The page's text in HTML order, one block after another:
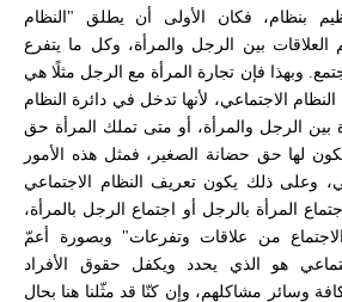
بنظام، فكان الأولى أن يطلق "النظام
العلاقات بين الرجل والمرأة، وكل ما يتفرع
وبهذا فإن تجارة المرأة مع الرجل مثلًا هي
الاجتماعي، لأنها تدخل في دائرة النظام
بين الرجل والمرأة، أو متى تملك المرأة حق
لها حق حضانة الصغير، فمثل هذه الأمور
وعلى ذلك يكون تعريف النظام الاجتماعي
المرأة بالرجل أو اجتماع الرجل بالمرأة،
من علاقات وتفرعات" وبصورة أعمّ
هو الذي يحدد ويكفل حقوق الأفراد
وسائر مشاكلهم، وإن كنّا قد مثّلنا هنا بحال